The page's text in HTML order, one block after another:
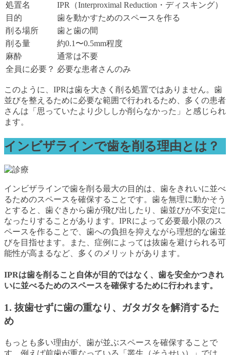
処置名
IPR（Interproximal Reduction・ディスキング）
目的
歯を動かすためのスペースを作る
削る場所
歯と歯の間
削る量
約0.1〜0.5mm程度
麻酔
通常は不要
全員に必要？ 必要な患者さんのみ
このように、IPRは歯を大きく削る処置ではありません。歯
並びを整えるために必要な範囲で行われるため、多くの患者
さんは「思っていたより少ししか削らなかった」と感じられ
ます。
インビザラインで歯を削る理由とは？
インビザラインで歯を削る最大の目的は、歯をきれいに並べ
るためのスペースを確保することです。歯を無理に動かそう
とすると、歯ぐきから歯が飛び出したり、歯並びが不安定に
なったりすることがあります。IPRによって必要最小限のス
ペースを作ることで、歯への負担を抑えながら理想的な歯並
びを目指せます。また、症例によっては抜歯を避けられる可
能性が高まるなど、多くのメリットがあります。
IPRは歯を削ること自体が目的ではなく、歯を安全かつきれ
いに並べるためのスペースを確保するために行われます。
1. 抜歯せずに歯の重なり、ガタガタを解消するた
め
もっとも多い理由が、歯が並ぶスペースを確保することで
す。例えば前歯が重なっている「叢生（そうせい）」では、